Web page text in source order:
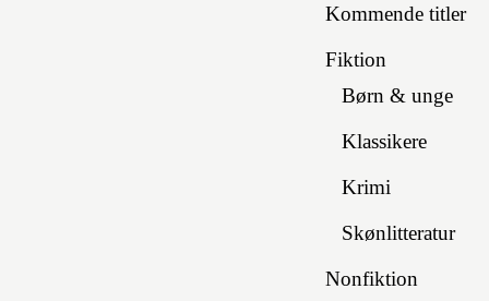
Kommende titler
Fiktion
Børn & unge
Klassikere
Krimi
Skønlitteratur
Nonfiktion